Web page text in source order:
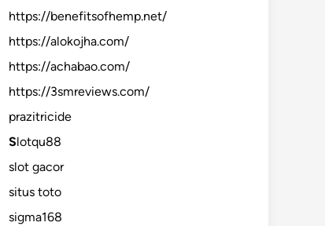
https://benefitsofhemp.net/
https://alokojha.com/
https://achabao.com/
https://3smreviews.com/
prazitricide
Slotqu88
slot gacor
situs toto
sigma168